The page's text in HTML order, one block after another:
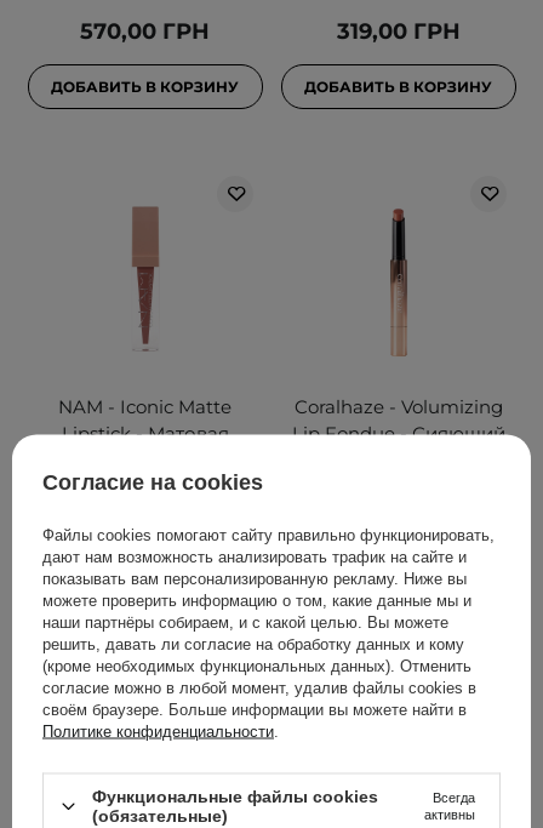
570,00 ГРН
ДОБАВИТЬ В КОРЗИНУ
319,00 ГРН
ДОБАВИТЬ В КОРЗИНУ
NAM - Iconic Matte
Lipstick - Матовая
Nude - 3,5ml
319,00 ГРН
ДОБАВИТЬ В КОРЗИНУ
Coralhaze - Volumizing
Lip Fondue - Сияющий
299,00 ГРН
ДОБАВИТЬ В КОРЗИНУ
Согласие на cookies
Файлы cookies помогают сайту правильно функционировать,
дают нам возможность анализировать трафик на сайте и
показывать вам персонализированную рекламу. Ниже вы
можете проверить информацию о том, какие данные мы и
наши партнёры собираем, и с какой целью. Вы можете
решить, давать ли согласие на обработку данных и кому
(кроме необходимых функциональных данных). Отменить
согласие можно в любой момент, удалив файлы cookies в
своём браузере. Больше информации вы можете найти в
Политике конфиденциальности
Функциональные файлы cookies
(обязательные)
Всегда
активны